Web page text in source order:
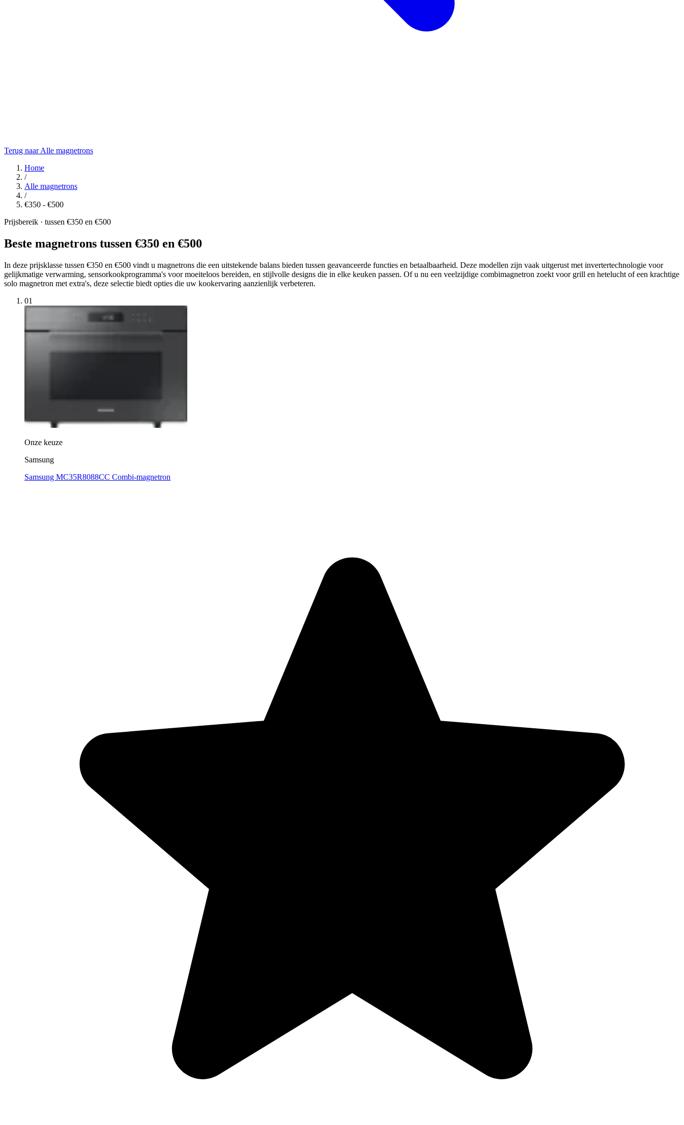
Terug naar Alle magnetrons
Home
/
Alle magnetrons
/
€350 - €500
Prijsbereik · tussen €350 en €500
Beste magnetrons tussen €350 en €500
In deze prijsklasse tussen €350 en €500 vindt u magnetrons die een uitstekende balans bieden tussen geavanceerde functies en betaalbaarheid. Deze modellen zijn vaak uitgerust met invertertechnologie voor
gelijkmatige verwarming, sensorkookprogramma's voor moeiteloos bereiden, en stijlvolle designs die in elke keuken passen. Of u nu een veelzijdige combimagnetron zoekt voor grill en hetelucht of een krachtige
solo magnetron met extra's, deze selectie biedt opties die uw kookervaring aanzienlijk verbeteren.
01
Onze keuze
Samsung
Samsung MC35R8088CC Combi-magnetron